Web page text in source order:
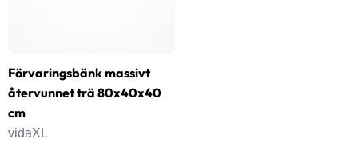
Förvaringsbänk massivt
återvunnet trä 80x40x40
cm
vidaXL